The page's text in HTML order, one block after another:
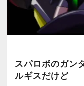
スパロボのガン
ルギスだけど